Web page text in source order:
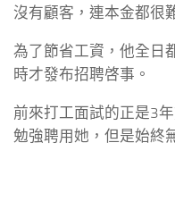
沒有顧客，連本金都很
為了節省工資，他全日
時才發布招聘啓事。
前來打工面試的正是3
勉強聘用她，但是始終